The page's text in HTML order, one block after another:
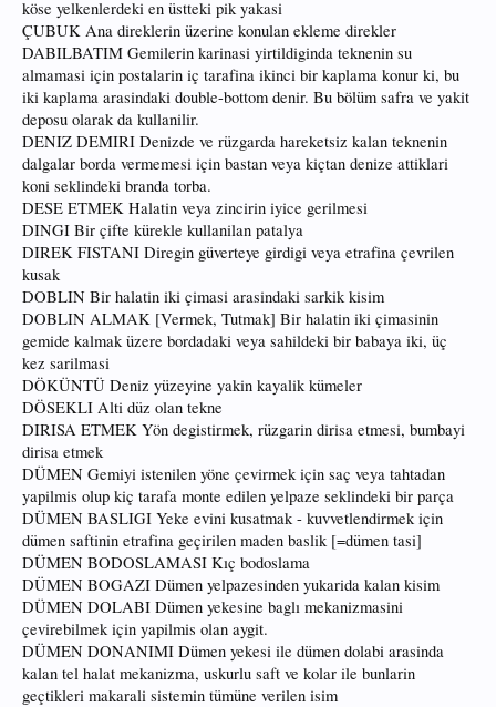
köse yelkenlerdeki en üstteki pik yakasi
ÇUBUK Ana direklerin üzerine konulan ekleme direkler
DABILBATIM Gemilerin karinasi yirtildiginda teknenin su
almamasi için postalarin iç tarafina ikinci bir kaplama konur ki, bu
iki kaplama arasindaki double-bottom denir. Bu bölüm safra ve yakit
deposu olarak da kullanilir.
DENIZ DEMIRI Denizde ve rüzgarda hareketsiz kalan teknenin
dalgalar borda vermemesi için bastan veya kiçtan denize attiklari
koni seklindeki branda torba.
DESE ETMEK Halatin veya zincirin iyice gerilmesi
DINGI Bir çifte kürekle kullanilan patalya
DIREK FISTANI Diregin güverteye girdigi veya etrafina çevrilen
kusak
DOBLIN Bir halatin iki çimasi arasindaki sarkik kisim
DOBLIN ALMAK [Vermek, Tutmak] Bir halatin iki çimasinin
gemide kalmak üzere bordadaki veya sahildeki bir babaya iki, üç
kez sarilmasi
DÖKÜNTÜ Deniz yüzeyine yakin kayalik kümeler
DÖSEKLI Alti düz olan tekne
DIRISA ETMEK Yön degistirmek, rüzgarin dirisa etmesi, bumbayi
dirisa etmek
DÜMEN Gemiyi istenilen yöne çevirmek için saç veya tahtadan
yapilmis olup kiç tarafa monte edilen yelpaze seklindeki bir parça
DÜMEN BASLIGI Yeke evini kusatmak - kuvvetlendirmek için
dümen saftinin etrafina geçirilen maden baslik [=dümen tasi]
DÜMEN BODOSLAMASI Kıç bodoslama
DÜMEN BOGAZI Dümen yelpazesinden yukarida kalan kisim
DÜMEN DOLABI Dümen yekesine baglı mekanizmasini
çevirebilmek için yapilmis olan aygit.
DÜMEN DONANIMI Dümen yekesi ile dümen dolabi arasinda
kalan tel halat mekanizma, uskurlu saft ve kolar ile bunlarin
geçtikleri makarali sistemin tümüne verilen isim